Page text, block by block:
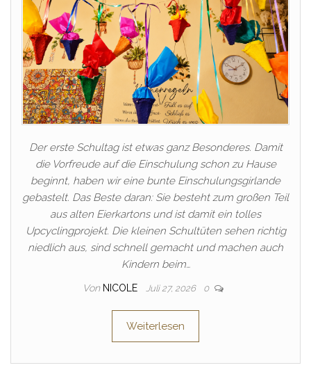
Der erste Schultag ist etwas ganz Besonderes. Damit
die Vorfreude auf die Einschulung schon zu Hause
beginnt, haben wir eine bunte Einschulungsgirlande
gebastelt. Das Beste daran: Sie besteht zum großen Teil
aus alten Eierkartons und ist damit ein tolles
Upcyclingprojekt. Die kleinen Schultüten sehen richtig
niedlich aus, sind schnell gemacht und machen auch
Kindern beim…
Von NICOLE Juli 27, 2026 0
Weiterlesen